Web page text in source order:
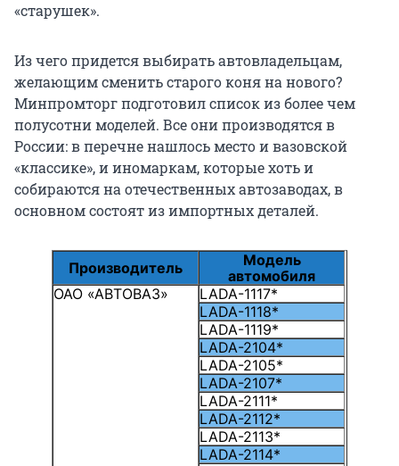
«старушек».
Из чего придется выбирать автовладельцам,
желающим сменить старого коня на нового?
Минпромторг подготовил список из более чем
полусотни моделей. Все они производятся в
России: в перечне нашлось место и вазовской
«классике», и иномаркам, которые хоть и
собираются на отечественных автозаводах, в
основном состоят из импортных деталей.
Производитель
Модель
автомобиля
ОАО «АВТОВАЗ»
LADA-1117*
LADA-1118*
LADA-1119*
LADA-2104*
LADA-2105*
LADA-2107*
LADA-2111*
LADA-2112*
LADA-2113*
LADA-2114*